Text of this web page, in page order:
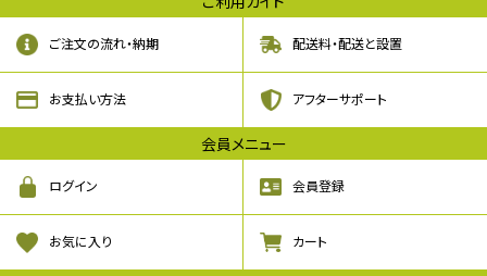
ご注文の流れ・納期 配送料・配送と設置
お支払い方法 アフターサポート
会員メニュー
ログイン 会員登録
お気に入り カート